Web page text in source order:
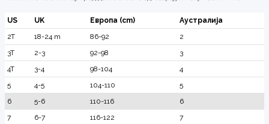
US UK Европа (cm)
Аустралија
2T
18-24 m 86-92
2
3T
2-3 92-98
3
4T
3-4 98-104
4
5
4-5 104-110
5
6
5-6 110-116
6
7
6-7 116-122
7